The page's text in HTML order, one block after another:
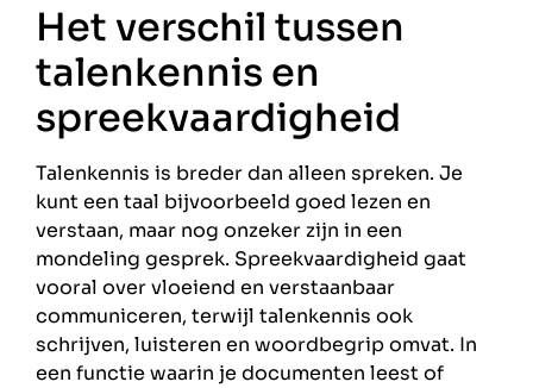
Het verschil tussen
talenkennis en
spreekvaardigheid
Talenkennis is breder dan alleen spreken. Je
kunt een taal bijvoorbeeld goed lezen en
verstaan, maar nog onzeker zijn in een
mondeling gesprek. Spreekvaardigheid gaat
vooral over vloeiend en verstaanbaar
communiceren, terwijl talenkennis ook
schrijven, luisteren en woordbegrip omvat. In
een functie waarin je documenten leest of